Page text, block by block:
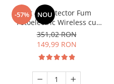
Suporturi si servetele
Tacamuri si seturi
Taietoare manuale
Tavi copt
Termosuri si cani termos
Suporturi si accesorii de baie
Uscatoare de rufe
-57% NOU
Set 4 x Detector Fum
Fotoelectric Wireless cu
Magnet – Certificat EN14604,
Baterie 10 Ani, Alarmă 85 dB,
Vernetzbar (Vernetzbare) –
Senzor Siguranță Casă
351,02 RON
149,99 RON